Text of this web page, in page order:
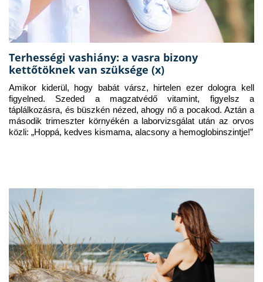
Terhességi vashiány: a vasra bizony
kettőtöknek van szüksége (x)
Amikor kiderül, hogy babát vársz, hirtelen ezer dologra kell
figyelned. Szeded a magzatvédő vitamint, figyelsz a
táplálkozásra, és büszkén nézed, ahogy nő a pocakod. Aztán a
második trimeszter környékén a laborvizsgálat után az orvos
közli: „Hoppá, kedves kismama, alacsony a hemoglobinszintje!”